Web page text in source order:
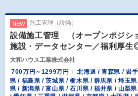
NEW 施工管理（設備）
設備施工管理 （オープンポジシ
施設・データセンター／福利厚生
大和ハウス工業株式会社
700万円～1299万円
北海道 / 青森県 / 岩
県 / 福島県 / 茨城県 / 栃木県 / 群馬県 / 埼玉
県 / 新潟県 / 富山県 / 石川県 / 福井県 / 山梨